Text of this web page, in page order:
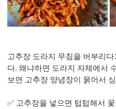
고추장 도라지 무침을 버부리
다. 왜냐하면 도라지 자체에서
보면 고추장 양념장이 묽어서
✅ 고추장을 넣으면 텁텁해서